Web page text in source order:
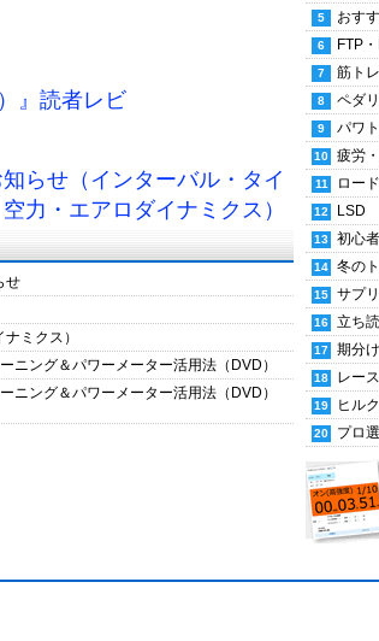
』読者レビ
らせ（インターバル・タイ
力・エアロダイナミクス）
せ
ミクス）
ニング＆パワーメーター活用法（DVD）
ニング＆パワーメーター活用法（DVD）
おす
FTP
筋ト
ペダ
パワ
疲労
ロー
LSD
初心
冬の
サプ
立ち
期分
レー
ヒル
プロ